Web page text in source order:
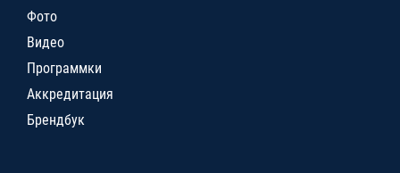
Фото
Видео
Программки
Аккредитация
Брендбук